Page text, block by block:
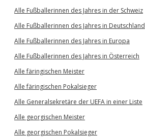
Alle Fußballerinnen des Jahres in der Schweiz
Alle Fußballerinnen des Jahres in Deutschland
Alle Fußballerinnen des Jahres in Europa
Alle Fußballerinnen des Jahres in Österreich
Alle färingischen Meister
Alle färingischen Pokalsieger
Alle Generalsekretäre der UEFA in einer Liste
Alle georgischen Meister
Alle georgischen Pokalsieger